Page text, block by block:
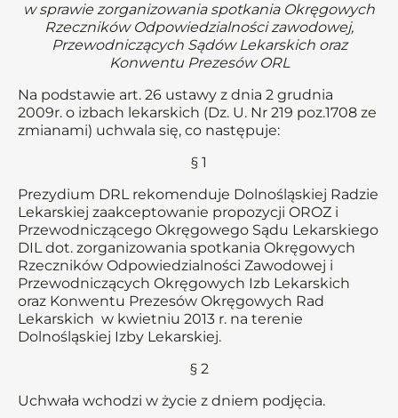
w sprawie zorganizowania spotkania Okręgowych
Rzeczników Odpowiedzialności zawodowej,
Przewodniczących Sądów Lekarskich oraz
Konwentu Prezesów ORL
Na podstawie art. 26 ustawy z dnia 2 grudnia
2009r. o izbach lekarskich (Dz. U. Nr 219 poz.1708 ze
zmianami) uchwala się, co następuje:
§ 1
Prezydium DRL rekomenduje Dolnośląskiej Radzie
Lekarskiej zaakceptowanie propozycji OROZ i
Przewodniczącego Okręgowego Sądu Lekarskiego
DIL dot. zorganizowania spotkania Okręgowych
Rzeczników Odpowiedzialności Zawodowej i
Przewodniczących Okręgowych Izb Lekarskich
oraz Konwentu Prezesów Okręgowych Rad
Lekarskich w kwietniu 2013 r. na terenie
Dolnośląskiej Izby Lekarskiej.
§ 2
Uchwała wchodzi w życie z dniem podjęcia.